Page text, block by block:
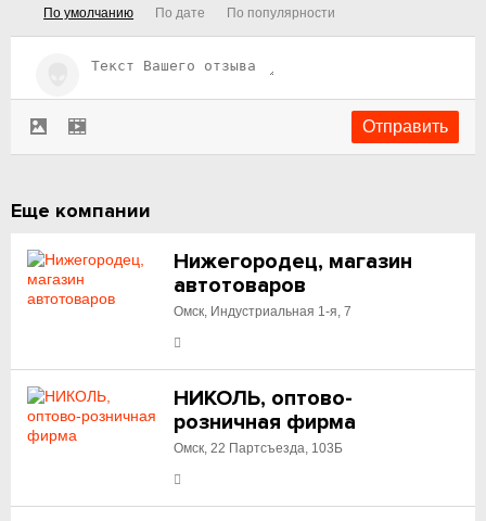
По умолчанию По дате По популярности
Еще компании
Нижегородец, магазин
автотоваров
Омск, Индустриальная 1-я, 7
НИКОЛЬ, оптово-
розничная фирма
Омск, 22 Партсъезда, 103Б